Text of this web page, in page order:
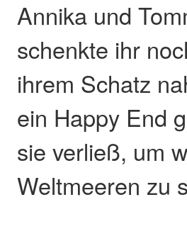
Annika und
schenkte ihr
ihrem Schatz
ein Happy End
sie verließ, um
Weltmeeren zu